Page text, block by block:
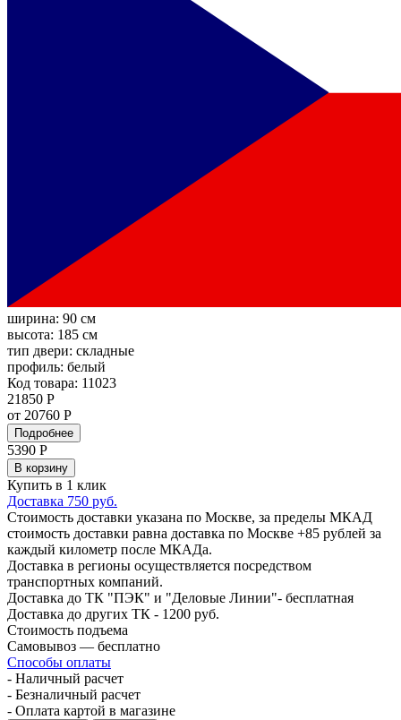
ширина: 90 см
высота: 185 см
тип двери: складные
профиль: белый
Код товара: 11023
21850 Р
от 20760 Р
Подробнее
5390 Р
В корзину
Купить в 1 клик
Доставка 750 руб.
Стоимость доставки указана по Москве, за пределы МКАД
стоимость доставки равна доставка по Москве +85 рублей за
каждый километр после МКАДа.
Доставка в регионы осуществляется посредством
транспортных компаний.
Доставка до ТК "ПЭК" и "Деловые Линии"- бесплатная
Доставка до других ТК - 1200 руб.
Стоимость подъема
Самовывоз — бесплатно
Способы оплаты
- Наличный расчет
- Безналичный расчет
- Оплата картой в магазине